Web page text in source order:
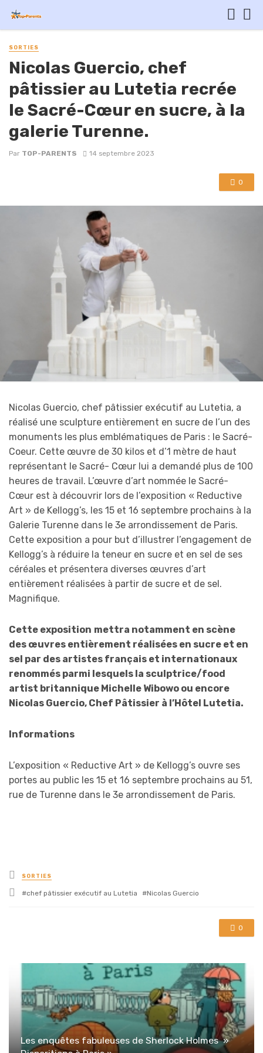
SORTIES
Nicolas Guercio, chef
pâtissier au Lutetia recrée
le Sacré-Cœur en sucre, à la
galerie Turenne.
Par TOP-PARENTS 14 septembre 2023
0
Nicolas Guercio, chef pâtissier exécutif au Lutetia, a
réalisé une sculpture entièrement en sucre de l’un des
monuments les plus emblématiques de Paris : le Sacré-
Coeur. Cette œuvre de 30 kilos et d’1 mètre de haut
représentant le Sacré- Cœur lui a demandé plus de 100
heures de travail. L’œuvre d’art nommée le Sacré-
Cœur est à découvrir lors de l’exposition « Reductive
Art » de Kellogg’s, les 15 et 16 septembre prochains à la
Galerie Turenne dans le 3e arrondissement de Paris.
Cette exposition a pour but d’illustrer l’engagement de
Kellogg’s à réduire la teneur en sucre et en sel de ses
céréales et présentera diverses œuvres d’art
entièrement réalisées à partir de sucre et de sel.
Magnifique.
Cette exposition mettra notamment en scène
des œuvres entièrement réalisées en sucre et en
sel par des artistes français et internationaux
renommés parmi lesquels la sculptrice/food
artist britannique Michelle Wibowo ou encore
Nicolas Guercio, Chef Pâtissier à l’Hôtel Lutetia.
Informations
L’exposition « Reductive Art » de Kellogg’s ouvre ses
portes au public les 15 et 16 septembre prochains au 51,
rue de Turenne dans le 3e arrondissement de Paris.
Posted
in
SORTIES
Tagged
chef pâtissier exécutif au Lutetia Nicolas Guercio
0
Les enquêtes fabuleuses de Sherlock Holmes »